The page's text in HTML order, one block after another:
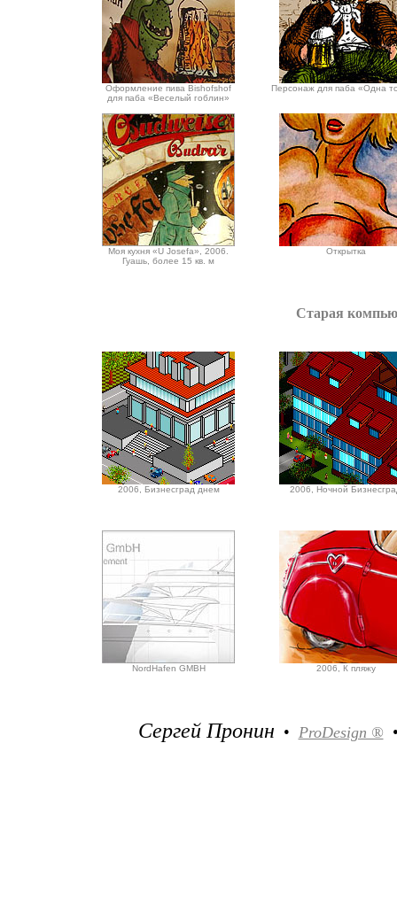
Оформление пива Bishofshof
для паба «Веселый гоблин»
Персонаж для паба «Одна
Моя кухня «U Josefa», 2006.
Гуашь, более 15 кв. м
Открытка
Старая
2006, Бизнесград днем 2006, Ночной
NordHafen GMBH 2006, К пляжу
Сергей Пронин • ProDesign ®